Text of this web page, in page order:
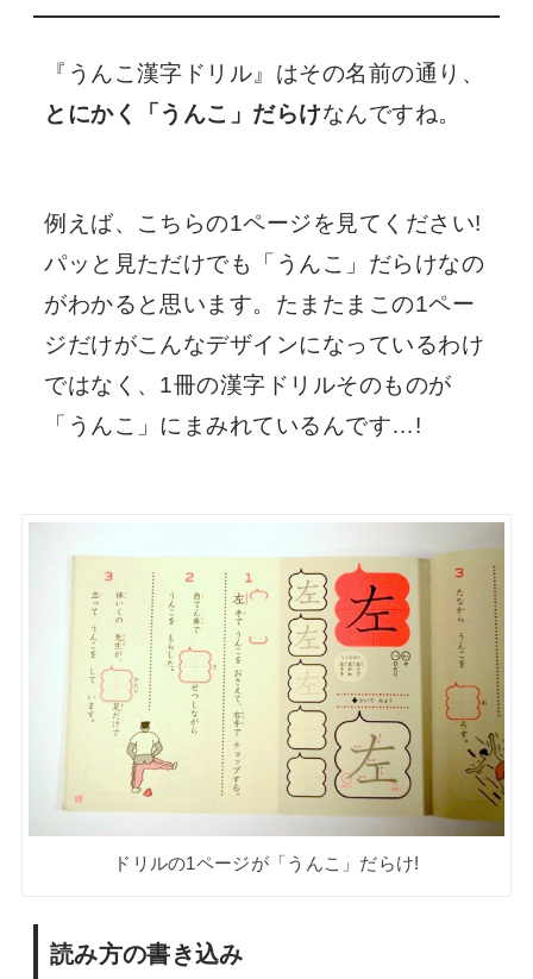
『うんこ漢字ドリル』はその名前の通り、
とにかく「うんこ」だらけなんですね。
例えば、こちらの1ページを見てください!
パッと見ただけでも「うんこ」だらけなの
がわかると思います。たまたまこの1ペー
ジだけがこんなデザインになっているわけ
ではなく、1冊の漢字ドリルそのものが
「うんこ」にまみれているんです…!
ドリルの1ページが「うんこ」だらけ!
読み方の書き込み